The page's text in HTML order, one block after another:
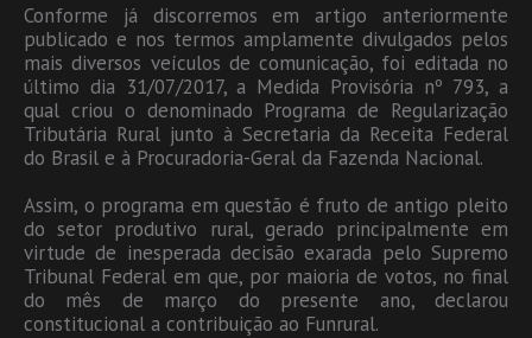
Conforme já discorremos em artigo anteriormente
publicado e nos termos amplamente divulgados pelos
mais diversos veículos de comunicação, foi editada no
último dia 31/07/2017, a Medida Provisória nº 793, a
qual criou o denominado Programa de Regularização
Tributária Rural junto à Secretaria da Receita Federal
do Brasil e à Procuradoria-Geral da Fazenda Nacional.
Assim, o programa em questão é fruto de antigo pleito
do setor produtivo rural, gerado principalmente em
virtude de inesperada decisão exarada pelo Supremo
Tribunal Federal em que, por maioria de votos, no final
do mês de março do presente ano, declarou
constitucional a contribuição ao Funrural.